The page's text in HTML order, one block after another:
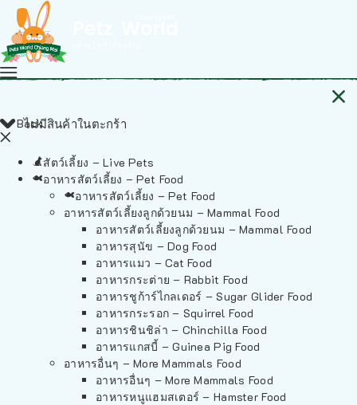
ไม่มีสินค้าในตะกร้า
Back
สัตว์เลี้ยง – Live Pets
อาหารสัตว์เลี้ยง – Pet Food
อาหารสัตว์เลี้ยง – Pet Food
อาหารสัตว์เลี้ยงลูกด้วยนม – Mammal Food
อาหารสัตว์เลี้ยงลูกด้วยนม – Mammal Food
อาหารสุนัข – Dog Food
อาหารแมว – Cat Food
อาหารกระต่าย – Rabbit Food
อาหารชูก้าร์ไกลเดอร์ – Sugar Glider Food
อาหารกระรอก – Squirrel Food
อาหารชินชิล่า – Chinchilla Food
อาหารแกสบี้ – Guinea Pig Food
อาหารอื่นๆ – More Mammals Food
อาหารอื่นๆ – More Mammals Food
อาหารหนูแฮมสเตอร์ – Hamster Food